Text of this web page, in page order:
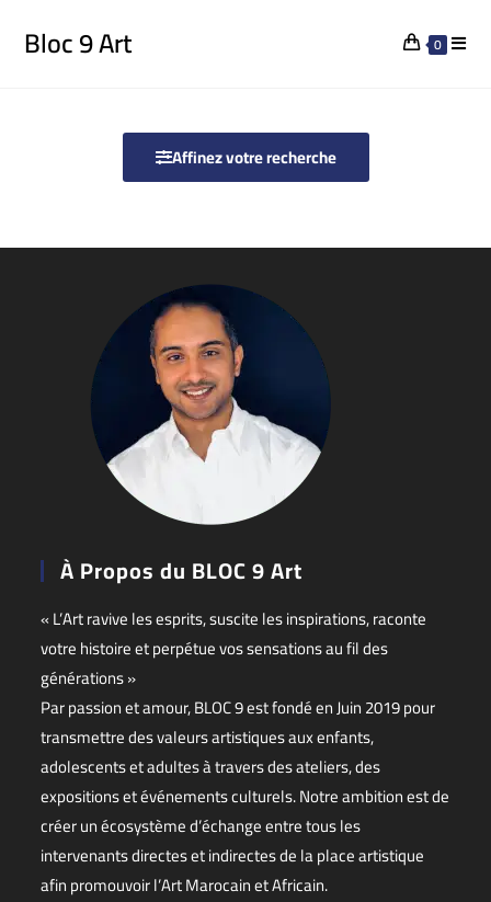
Bloc 9 Art 0
Affinez votre recherche
À Propos du BLOC 9 Art
« L’Art ravive les esprits, suscite les inspirations, raconte
votre histoire et perpétue vos sensations au fil des
générations »
Par passion et amour, BLOC 9 est fondé en Juin 2019 pour
transmettre des valeurs artistiques aux enfants,
adolescents et adultes à travers des ateliers, des
expositions et événements culturels. Notre ambition est de
créer un écosystème d’échange entre tous les
intervenants directes et indirectes de la place artistique
afin promouvoir l’Art Marocain et Africain.